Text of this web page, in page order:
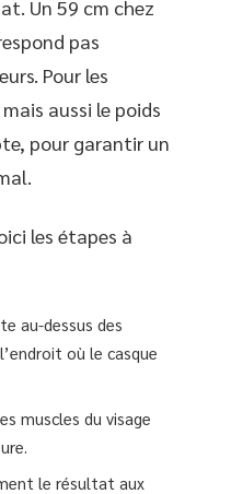
Un 59 cm chez
pas
Pour les
aussi le poids
pour garantir un
les étapes à
au-dessus des
où le casque
muscles du visage
le résultat aux